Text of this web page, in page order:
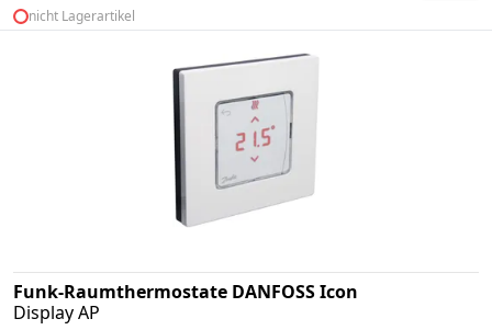
nicht Lagerartikel
Funk-Raumthermostate DANFOSS Icon
Display AP